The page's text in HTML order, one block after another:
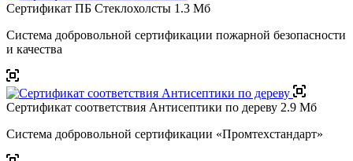
Сертификат ПБ Стеклохолсты 1.3 Мб
Система добровольной сертификации пожарной безопасности
и качества
Сертификат соответствия Антисептики по дереву 2.9 Мб
Система добровольной сертификации «Промтехстандарт»